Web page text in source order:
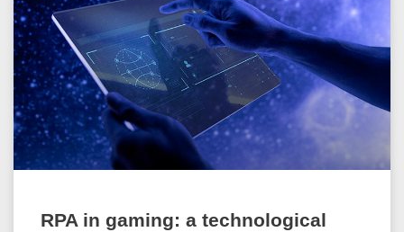
RPA in gaming: a technological